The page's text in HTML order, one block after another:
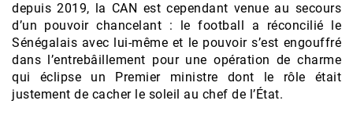
depuis 2019, la CAN est cependant venue au secours
d’un pouvoir chancelant : le football a réconcilié le
Sénégalais avec lui-même et le pouvoir s’est engouffré
dans l’entrebâillement pour une opération de charme
qui éclipse un Premier ministre dont le rôle était
justement de cacher le soleil au chef de l’État.